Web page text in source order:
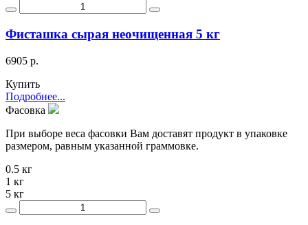
Фисташка сырая неочищенная 5 кг
6905 р.
Купить
Подробнее...
Фасовка
При выборе веса фасовки Вам доставят продукт в упаковке
размером, равным указанной граммовке.
0.5 кг
1 кг
5 кг